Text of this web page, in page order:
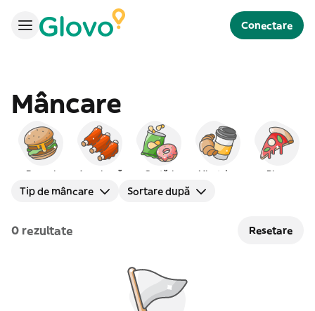
Conectare
Mâncare
Burgeri Americană Gustări Mic dejun Pizza
Tip de mâncare Sortare după
0 rezultate Resetare